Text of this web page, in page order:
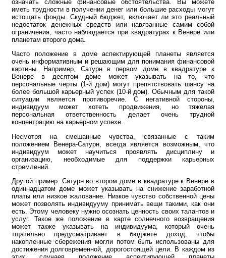
означать сложные финансовые обстоятельства. Вы можете
иметь трудности в получении денег или большие расходы могут
истощать фонды. Скудный бюджет, включает ли это реальный
недостаток денежных средств или навязанные самим собой
ограничения, часто наблюдается при квадратурах к Венере или
планетам второго дома.
Часто положение в доме аспектирующей планеты является
очень информативным и решающим для понимания финансовой
картины. Например, Сатурн в первом доме в квадратуре к
Венере в десятом доме может указывать на то, что
персональные черты (1-й дом) могут препятствовать шансу на
более большой карьерный успех (10-й дом). Обычным для такой
ситуации является противоречие. С негативной стороны,
индивидуум может хотеть продвижения, но тяжелая
персональная ответственность делает очень трудной
концентрацию на карьерном успехе.
Несмотря на смешанные чувства, связанные с таким
положением Венера-Сатурн, всегда является возможным, что
индивидуум может научиться проявлять дисциплину и
организацию, необходимые для поддержки карьерных
стремлений.
Другой пример: Сатурн во втором доме в квадратуре к Венере в
одиннадцатом доме может указывать на снижение заработной
платы или низкое жалование. Низкое чувство собственной цены
может позволять индивидууму принимать вещи такими, как они
есть. Этому человеку нужно осознать ценность своих талантов и
услуг. Такое же положение в карте солнечного возвращения
может также указывать на индивидуума, который очень
тщательно предусматривает в бюджете доход, чтобы
накопленные сбережения могли потом быть использованы для
достижения долговременной, дорогостоящей цели. В каждом из